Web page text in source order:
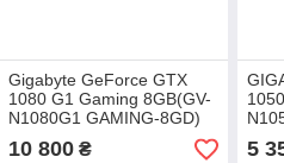
Gigabyte GeForce GTX
1080 G1 Gaming 8GB(GV-
N1080G1 GAMING-8GD)
10 800₴ 5